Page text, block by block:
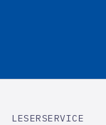
LESERSERVICE